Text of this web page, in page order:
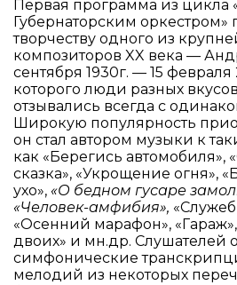
Первая программа из цикла
Губернаторским оркестром»
творчеству одного из
композиторов XX века —
сентября 1930г. — 15
которого люди разных
отзывались всегда с
Широкую популярность
он стал автором музыки к
как «Берегись автомобиля»,
сказка», «Укрощение огня»,
ухо», «О бедном гусаре
«Человек-амфибия»,
«Осенний марафон»,
двоих» и мн.др. Слушателей
симфонические
мелодий из некоторых